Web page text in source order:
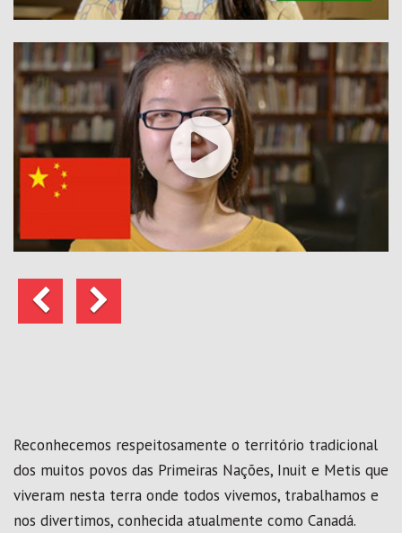
AnteriorSeguinte
Reconhecemos respeitosamente o território tradicional
dos muitos povos das Primeiras Nações, Inuit e Metis que
viveram nesta terra onde todos vivemos, trabalhamos e
nos divertimos, conhecida atualmente como Canadá.